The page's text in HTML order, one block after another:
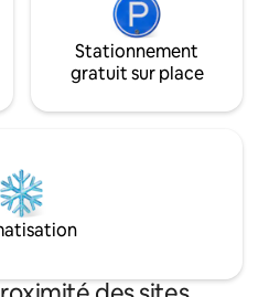
Stationnement
gratuit sur place